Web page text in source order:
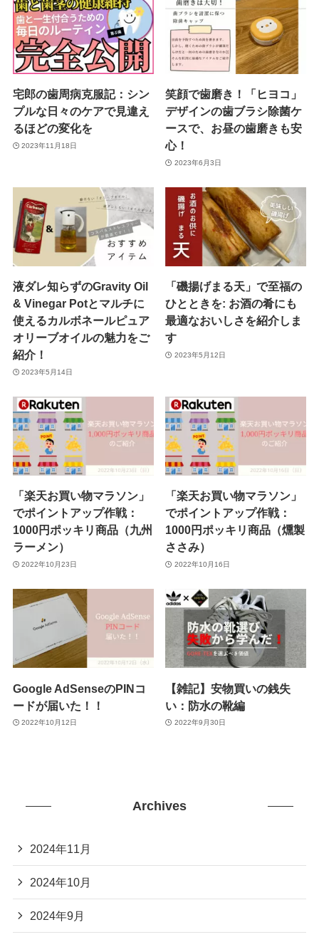
宅郎の歯周病克服記：シン
プルな日々のケアで見違え
るほどの変化を
2023年11月18日
笑顔で歯磨き！「ヒヨコ」
デザインの歯ブラシ除菌ケ
ースで、お昼の歯磨きも安
心！
2023年6月3日
液ダレ知らずのGravity Oil
& Vinegar Potとマルチに
使えるカルボネールピュア
オリーブオイルの魅力をご
紹介！
2023年5月14日
「磯揚げまる天」で至福の
ひとときを: お酒の肴にも
最適なおいしさを紹介しま
す
2023年5月12日
「楽天お買い物マラソン」
でポイントアップ作戦：
1000円ポッキリ商品（九州
ラーメン）
2022年10月23日
「楽天お買い物マラソン」
でポイントアップ作戦：
1000円ポッキリ商品（燻製
ささみ）
2022年10月16日
Google AdSenseのPINコ
ードが届いた！！
2022年10月12日
【雑記】安物買いの銭失
い：防水の靴編
2022年9月30日
Archives
2024年11月
2024年10月
2024年9月